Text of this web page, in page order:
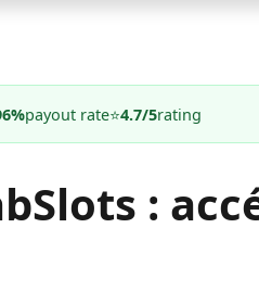
payout rate⭐4.7/5rating
: